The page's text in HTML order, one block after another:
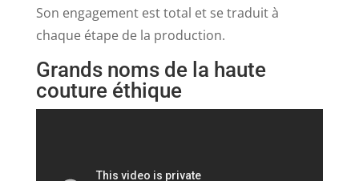
Son engagement est total et se traduit à
chaque étape de la production.
Grands noms de la haute
couture éthique